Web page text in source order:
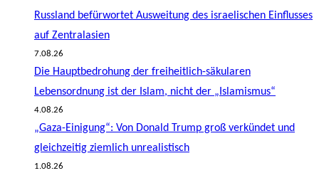
Russland befürwortet Ausweitung des israelischen Einflusses
auf Zentralasien
7.08.26
Die Hauptbedrohung der freiheitlich-säkularen
Lebensordnung ist der Islam, nicht der „Islamismus“
4.08.26
„Gaza-Einigung“: Von Donald Trump groß verkündet und
gleichzeitig ziemlich unrealistisch
1.08.26